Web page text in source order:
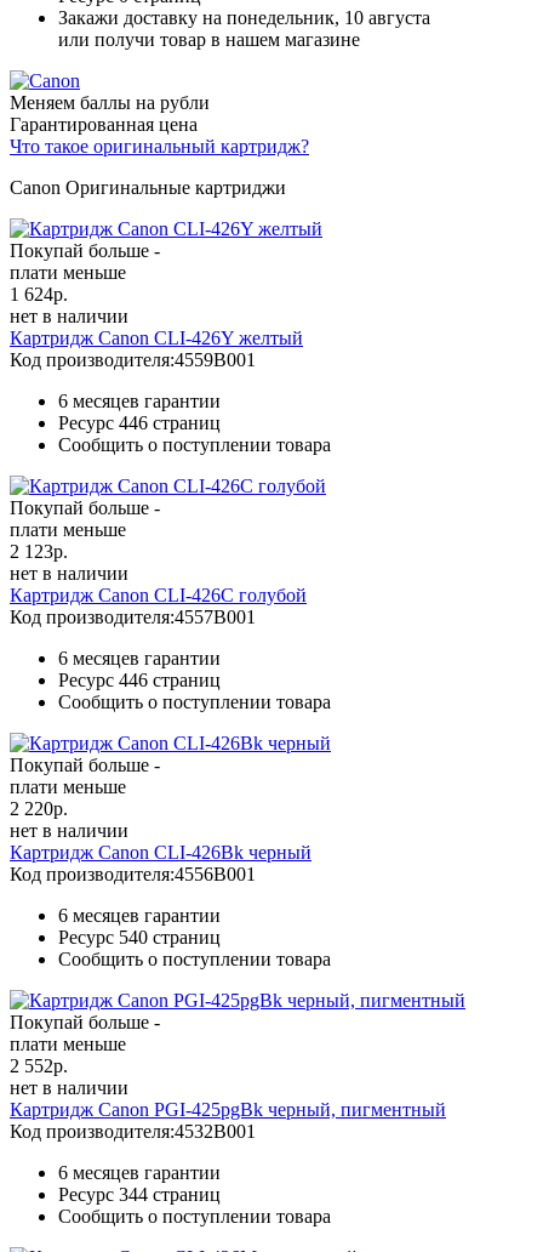
Закажи доставку на понедельник, 10 августа
или получи товар в нашем магазине
Меняем баллы на рубли
Гарантированная цена
Что такое оригинальный картридж?
Canon Оригинальные картриджи
Покупай больше -
плати меньше
1 624р.
нет в наличии
Картридж Canon CLI-426Y желтый
Код производителя:4559B001
6 месяцев гарантии
Ресурс 446 страниц
Сообщить о поступлении товара
Покупай больше -
плати меньше
2 123р.
нет в наличии
Картридж Canon CLI-426C голубой
Код производителя:4557B001
6 месяцев гарантии
Ресурс 446 страниц
Сообщить о поступлении товара
Покупай больше -
плати меньше
2 220р.
нет в наличии
Картридж Canon CLI-426Bk черный
Код производителя:4556B001
6 месяцев гарантии
Ресурс 540 страниц
Сообщить о поступлении товара
Покупай больше -
плати меньше
2 552р.
нет в наличии
Картридж Canon PGI-425pgBk черный, пигментный
Код производителя:4532B001
6 месяцев гарантии
Ресурс 344 страниц
Сообщить о поступлении товара